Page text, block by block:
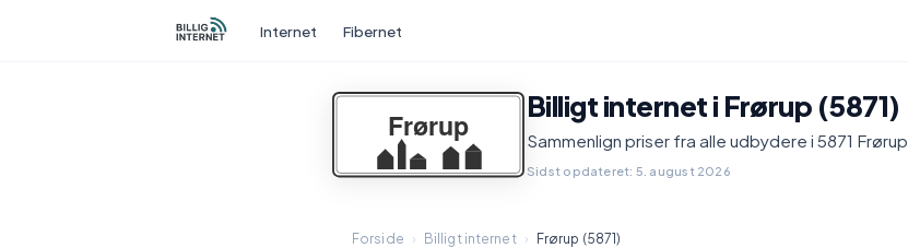
Internet Fibernet
Billigt internet i Frørup (5871)
Sammenlign priser fra alle udbydere i 5871 Frørup
Sidst opdateret: 5. august 2026
Forside › Billigt internet › Frørup (5871)